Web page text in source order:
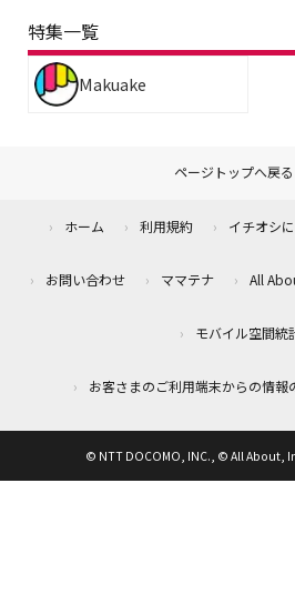
特集一覧
Makuake
ページトップへ戻る
ホーム 利用規約 イチオシ
お問い合わせ ママテナ All
モバイル空間統
お客さまのご利用端末からの情報
© NTT DOCOMO, INC., © All About,